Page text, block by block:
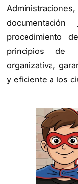
procedimiento
principios de
organizativa,
y eficiente a los